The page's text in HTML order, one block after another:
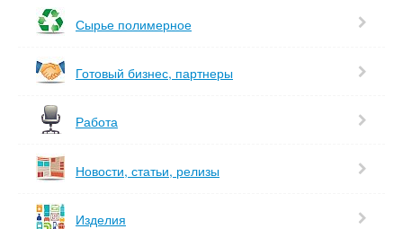
Еще
Сырье полимерное
Готовый бизнес, партнеры
Работа
Новости, статьи, релизы
Изделия